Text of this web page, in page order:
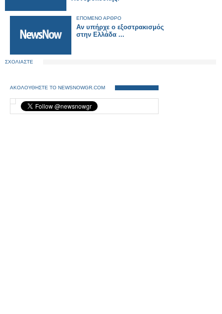
ΕΠΟΜΕΝΟ ΑΡΘΡΟ
Αν υπήρχε ο εξοστρακισμός
στην Ελλάδα ...
ΣΧΟΛΙΑΣΤΕ
ΑΚΟΛΟΥΘΗΣΤΕ ΤΟ NEWSNOWGR.COM